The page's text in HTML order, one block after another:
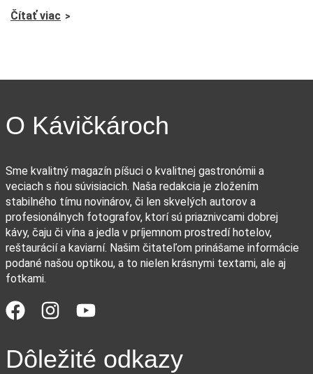
Čítať viac
O Kávičkároch
Sme kvalitný magazín píšuci o kvalitnej gastronómii a
veciach s ňou súvisiacich. Naša redakcia je zložením
stabilného tímu novinárov, či len skvelých autorov a
profesionálnych fotografov, ktorí sú priaznivcami dobrej
kávy, čaju či vína a jedla v príjemnom prostredí hotelov,
reštaurácií a kaviarní. Našim čitateľom prinášame informácie
podané našou optikou, a to nielen krásnymi textami, ale aj
fotkami.
Dôležité odkazy